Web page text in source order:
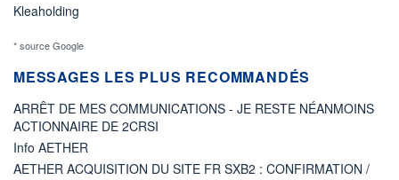
Kleaholding
* source Google
MESSAGES LES PLUS RECOMMANDÉS
ARRÊT DE MES COMMUNICATIONS - JE RESTE NÉANMOINS
ACTIONNAIRE DE 2CRSI
Info AETHER
AETHER ACQUISITION DU SITE FR SXB2 : CONFIRMATION /